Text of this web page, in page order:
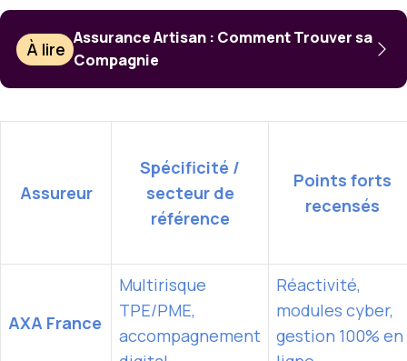
À lire
Assurance Artisan : Comment Trouver sa
Compagnie
Assureur
Spécificité /
secteur de
référence
Points forts
recensés
AXA France
Multirisque
TPE/PME,
accompagnement
Réactivité,
modules cyber,
gestion 100% en